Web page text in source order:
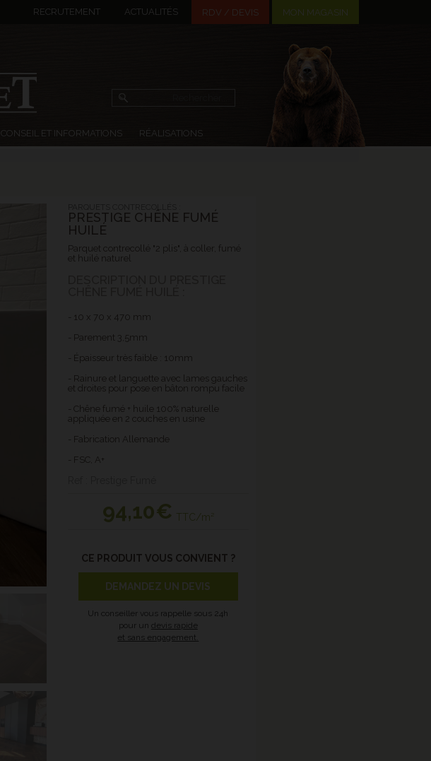
PARQUETS CONTRECOLLÉS :
PRESTIGE CHÊNE FUMÉ
HUILÉ
Parquet contrecollé "2 plis", à coller, fumé
et huilé naturel
- 10 x 70 x 470 mm
- Parement 3,5mm
- Épaisseur très faible : 10mm
- Rainure et languette avec lames gauches
et droites pour pose en bâton rompu facile
- Chêne fumé + huile 100% naturelle
appliquée en 2 couches en usine
- Fabrication Allemande
- FSC, A+
94,10€ TTC/m²
CE PRODUIT VOUS CONVIENT ?
DEMANDEZ UN DEVIS
Un conseiller vous rappelle sous 24h
pour un devis rapide
et sans engagement.
RECRUTEMENT ACTUALITÉS RDV / DEVIS MON MAGASIN
CONSEIL ET INFORMATIONS RÉALISATIONS